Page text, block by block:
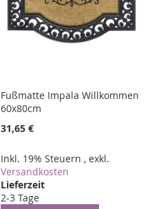
Fußmatte Impala Willkommen
60x80cm
31,65 €
Inkl. 19% Steuern ,exkl.
Versandkosten
Lieferzeit
2-3 Tage